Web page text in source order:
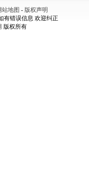
站地图 - 版权声明
有错误信息 欢迎纠正
版权所有